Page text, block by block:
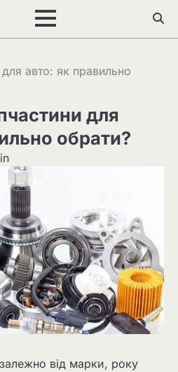
для авто: як правильно
для
обрати?
від марки, року